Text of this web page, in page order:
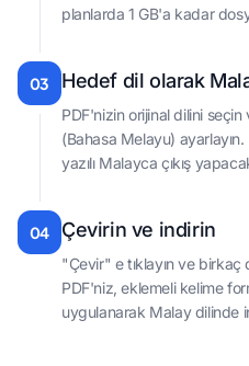
planlarda 1 GB'a kadar
03 Hedef dil olarak
PDF'nizin orijinal dilini
(Bahasa Melayu)
yazılı Malayca çıkış
04 Çevirin ve indirin
"Çevir" e tıklayın ve
PDF'niz, eklemeli kelime
uygulanarak Malay dilinde